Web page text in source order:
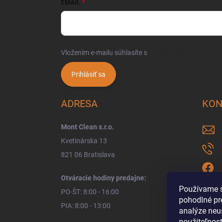
Používame
pohodlné
analýze
EMAIL
Vložením e-mailu súhlasíte s
Prihlásiť sa
ADRESA
Mont Clean s.r.o.
Kvetinárska 13
821 06 Bratislava
Otváracie hodiny predajne:
PO-ŠT: 8:00 - 16:00
PIA: 8:00 - 13:00